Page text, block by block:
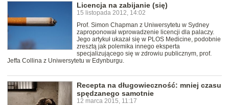
Licencja na zabijanie (się)
15 listopada 2012, 14:02
Prof. Simon Chapman z Uniwersytetu w Sydney
zaproponował wprowadzenie licencji dla palaczy.
Jego artykuł ukazał się w PLOS Medicine, podobnie
zresztą jak polemika innego eksperta
specjalizującego się w zdrowiu publicznym, prof.
Jeffa Collina z Uniwersytetu w Edynburgu.
Recepta na długowieczność: mniej czasu
spędzanego samotnie
12 marca 2015, 11:17